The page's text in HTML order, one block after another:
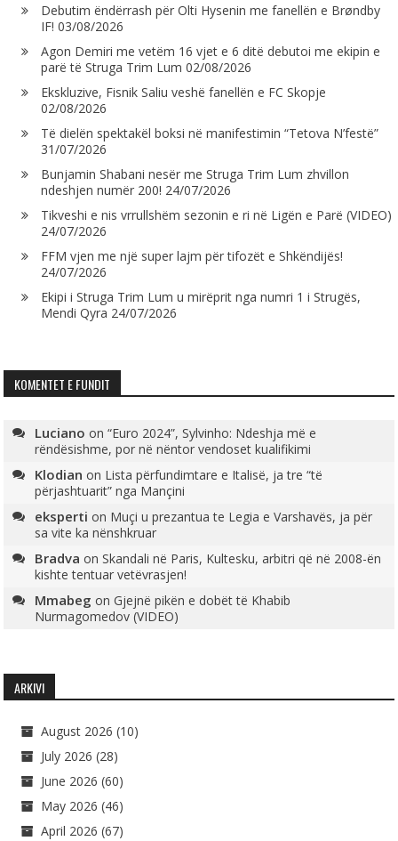
Debutim ëndërrash për Olti Hysenin me fanellën e Brøndby
IF! 03/08/2026
Agon Demiri me vetëm 16 vjet e 6 ditë debutoi me ekipin e
parë të Struga Trim Lum 02/08/2026
Ekskluzive, Fisnik Saliu veshë fanellën e FC Skopje
02/08/2026
Të dielën spektakël boksi në manifestimin “Tetova N’festë”
31/07/2026
Bunjamin Shabani nesër me Struga Trim Lum zhvillon
ndeshjen numër 200! 24/07/2026
Tikveshi e nis vrrullshëm sezonin e ri në Ligën e Parë (VIDEO)
24/07/2026
FFM vjen me një super lajm për tifozët e Shkëndijës!
24/07/2026
Ekipi i Struga Trim Lum u mirëprit nga numri 1 i Strugës,
Mendi Qyra 24/07/2026
KOMENTET E FUNDIT
Luciano on“Euro 2024”, Sylvinho: Ndeshja më e
rëndësishme, por në nëntor vendoset kualifikimi
Klodian on Lista përfundimtare e Italisë, ja tre “të
përjashtuarit” nga Mançini
eksperti on Muçi u prezantua te Legia e Varshavës, ja për
sa vite ka nënshkruar
Bradva onSkandali në Paris, Kultesku, arbitri që në 2008-ën
kishte tentuar vetëvrasjen!
Mmabeg onGjejnë pikën e dobët të Khabib
Nurmagomedov (VIDEO)
ARKIVI
August 2026 (10)
July 2026 (28)
June 2026 (60)
May 2026 (46)
April 2026 (67)